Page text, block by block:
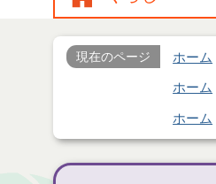
現在のページ ホーム
ホーム
ホーム